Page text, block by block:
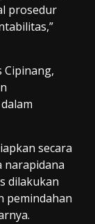
prosedur
Cipinang,
secara
narapidana
dilakukan
pemindahan